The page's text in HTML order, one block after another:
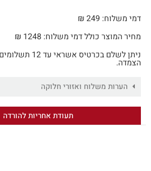
דמי משלוח: 249 ₪
מחיר המוצר כולל דמי משלוח: 1248 ₪
ניתן לשלם בכרטיס
הצמדה.
הערות משלוח ואזורי חלוקה
תעודת אחריות להורדה